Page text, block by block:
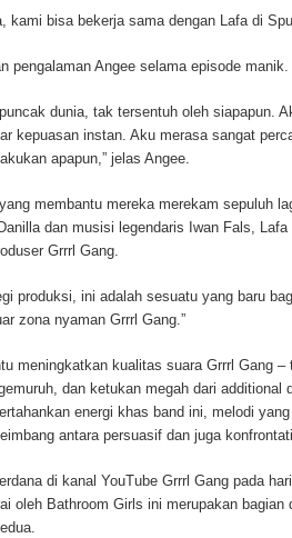
kami bisa bekerja sama dengan Lafa di
pengalaman Angee selama episode manik.
dunia, tak tersentuh oleh siapapun.
kepuasan instan. Aku merasa sangat
apapun,” jelas Angee.
membantu mereka merekam sepuluh
dan musisi legendaris Iwan Fals,
Grrrl Gang.
produksi, ini adalah sesuatu yang baru
zona nyaman Grrrl Gang.”
meningkatkan kualitas suara Grrrl Gang
dan ketukan megah dari additional
energi khas band ini, melodi
antara persuasif dan juga
di kanal YouTube Grrrl Gang pada
oleh Bathroom Girls ini merupakan bagian